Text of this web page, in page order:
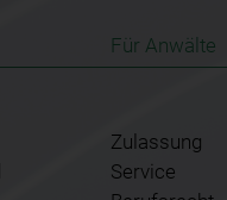
Für Anwälte
Zulassung
Service